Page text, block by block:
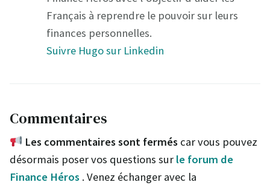
Français à reprendre le pouvoir sur leurs
finances personnelles.
Suivre Hugo sur Linkedin
Commentaires
Les commentaires sont fermés car vous pouvez
désormais poser vos questions sur le forum de
Finance Héros . Venez échanger avec la